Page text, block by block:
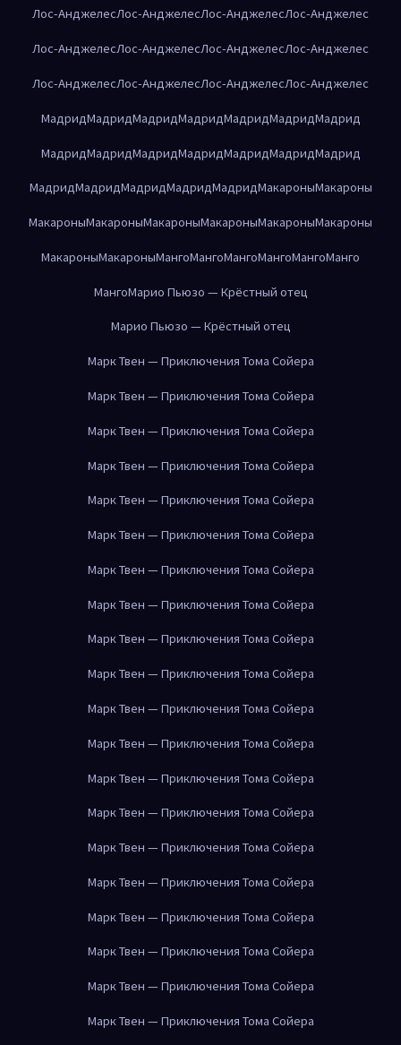
Лос-АнджелесЛос-АнджелесЛос-АнджелесЛос-Анджелес
Лос-АнджелесЛос-АнджелесЛос-АнджелесЛос-Анджелес
Лос-АнджелесЛос-АнджелесЛос-АнджелесЛос-Анджелес
МадридМадридМадридМадридМадридМадридМадрид
МадридМадридМадридМадридМадридМадридМадрид
МадридМадридМадридМадридМадридМакароныМакароны
МакароныМакароныМакароныМакароныМакароныМакароны
МакароныМакароныМангоМангоМангоМангоМангоМанго
МангоМарио Пьюзо — Крёстный отец
Марио Пьюзо — Крёстный отец
Марк Твен — Приключения Тома Сойера
Марк Твен — Приключения Тома Сойера
Марк Твен — Приключения Тома Сойера
Марк Твен — Приключения Тома Сойера
Марк Твен — Приключения Тома Сойера
Марк Твен — Приключения Тома Сойера
Марк Твен — Приключения Тома Сойера
Марк Твен — Приключения Тома Сойера
Марк Твен — Приключения Тома Сойера
Марк Твен — Приключения Тома Сойера
Марк Твен — Приключения Тома Сойера
Марк Твен — Приключения Тома Сойера
Марк Твен — Приключения Тома Сойера
Марк Твен — Приключения Тома Сойера
Марк Твен — Приключения Тома Сойера
Марк Твен — Приключения Тома Сойера
Марк Твен — Приключения Тома Сойера
Марк Твен — Приключения Тома Сойера
Марк Твен — Приключения Тома Сойера
Марк Твен — Приключения Тома Сойера